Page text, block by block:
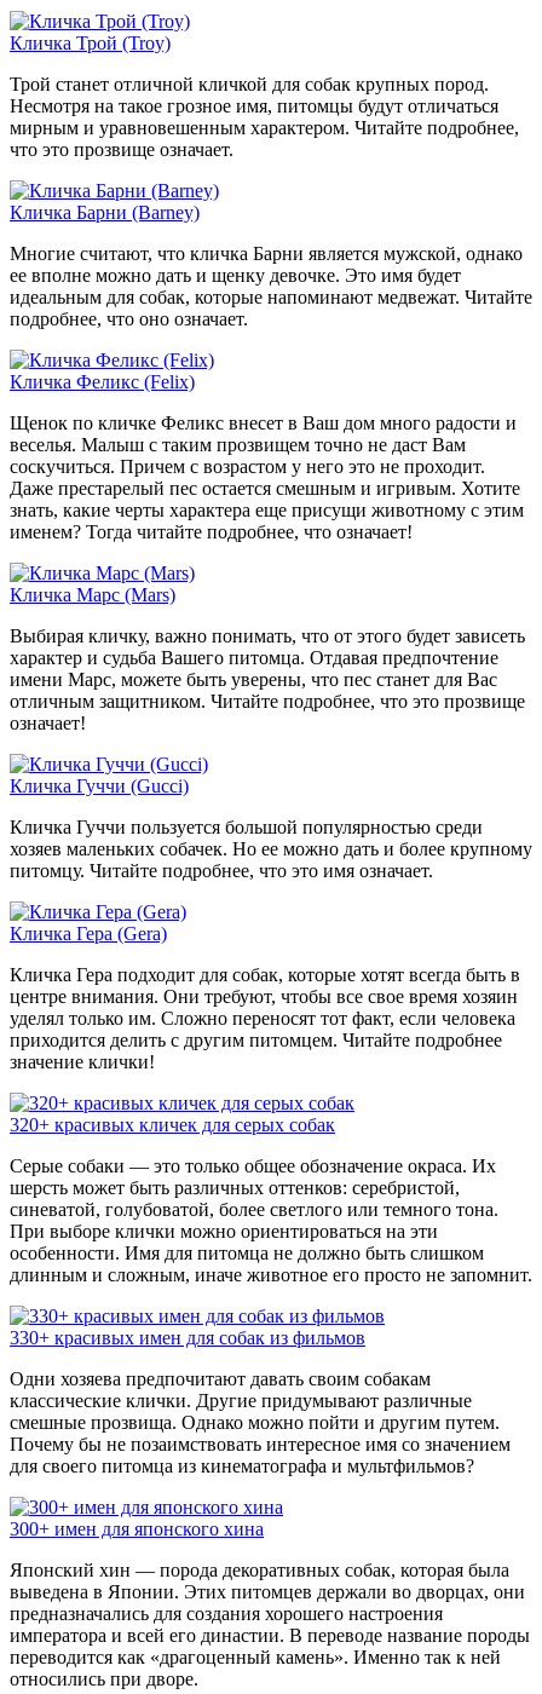
Кличка Трой (Troy)
Трой станет отличной кличкой для собак крупных пород.
Несмотря на такое грозное имя, питомцы будут отличаться
мирным и уравновешенным характером. Читайте подробнее,
что это прозвище означает.
Кличка Барни (Barney)
Многие считают, что кличка Барни является мужской, однако
ее вполне можно дать и щенку девочке. Это имя будет
идеальным для собак, которые напоминают медвежат. Читайте
подробнее, что оно означает.
Кличка Феликс (Felix)
Щенок по кличке Феликс внесет в Ваш дом много радости и
веселья. Малыш с таким прозвищем точно не даст Вам
соскучиться. Причем с возрастом у него это не проходит.
Даже престарелый пес остается смешным и игривым. Хотите
знать, какие черты характера еще присущи животному с этим
именем? Тогда читайте подробнее, что означает!
Кличка Марс (Mars)
Выбирая кличку, важно понимать, что от этого будет зависеть
характер и судьба Вашего питомца. Отдавая предпочтение
имени Марс, можете быть уверены, что пес станет для Вас
отличным защитником. Читайте подробнее, что это прозвище
означает!
Кличка Гуччи (Gucci)
Кличка Гуччи пользуется большой популярностью среди
хозяев маленьких собачек. Но ее можно дать и более крупному
питомцу. Читайте подробнее, что это имя означает.
Кличка Гера (Gera)
Кличка Гера подходит для собак, которые хотят всегда быть в
центре внимания. Они требуют, чтобы все свое время хозяин
уделял только им. Сложно переносят тот факт, если человека
приходится делить с другим питомцем. Читайте подробнее
значение клички!
320+ красивых кличек для серых собак
Серые собаки — это только общее обозначение окраса. Их
шерсть может быть различных оттенков: серебристой,
синеватой, голубоватой, более светлого или темного тона.
При выборе клички можно ориентироваться на эти
особенности. Имя для питомца не должно быть слишком
длинным и сложным, иначе животное его просто не запомнит.
330+ красивых имен для собак из фильмов
Одни хозяева предпочитают давать своим собакам
классические клички. Другие придумывают различные
смешные прозвища. Однако можно пойти и другим путем.
Почему бы не позаимствовать интересное имя со значением
для своего питомца из кинематографа и мультфильмов?
300+ имен для японского хина
Японский хин — порода декоративных собак, которая была
выведена в Японии. Этих питомцев держали во дворцах, они
предназначались для создания хорошего настроения
императора и всей его династии. В переводе название породы
переводится как «драгоценный камень». Именно так к ней
относились при дворе.